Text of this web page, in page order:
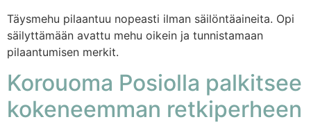
Täysmehu pilaantuu nopeasti ilman säilöntäaineita. Opi
säilyttämään avattu mehu oikein ja tunnistamaan
pilaantumisen merkit.
Korouoma Posiolla palkitsee
kokeneemman retkiperheen